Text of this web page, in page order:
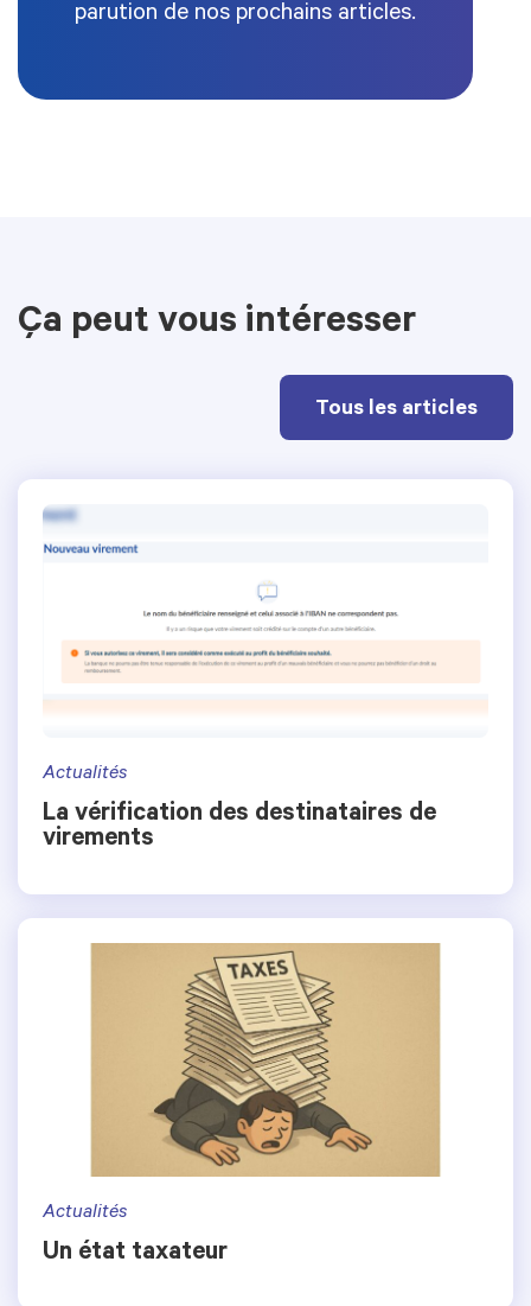
parution de nos prochains articles.
Ça peut vous intéresser
Tous les articles
Actualités
La vérification des destinataires de
virements
Actualités
Un état taxateur